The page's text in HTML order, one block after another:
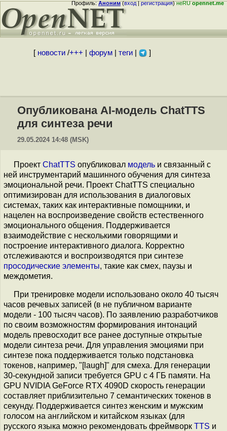
Профиль:Аноним(вход|регистрация)неRUopennet.me
[ новости/+++ форум| теги| ]
Опубликована AI-модель ChatTTS
для синтеза речи
29.05.2024 14:48 (MSK)
Проект ChatTTS опубликовал модель и связанный с
ней инструментарий машинного обучения для синтеза
эмоциональной речи. Проект ChatTTS специально
оптимизирован для использования в диалоговых
системах, таких как интерактивные помощники, и
нацелен на воспроизведение свойств естественного
эмоционального общения. Поддерживается
взаимодействие с несколькими говорящими и
построение интерактивного диалога. Корректно
отслеживаются и воспроизводятся при синтезе
просодические элементы, такие как смех, паузы и
междометия.
При тренировке модели использовано около 40 тысяч
часов речевых записей (в не публичном варианте
модели - 100 тысяч часов). По заявлению разработчиков
по своим возможностям формирования интонаций
модель превосходит все ранее доступные открытые
модели синтеза речи. Для управления эмоциями при
синтезе пока поддерживается только подстановка
токенов, например, "[laugh]" для смеха. Для генерации
30-секундной записи требуется GPU с 4 ГБ памяти. На
GPU NVIDIA GeForce RTX 4090D скорость генерации
составляет приблизительно 7 семантических токенов в
секунду. Поддерживается синтез женским и мужским
голосом на английском и китайском языках (для
русского языка можно рекомендовать фреймворк TTS и